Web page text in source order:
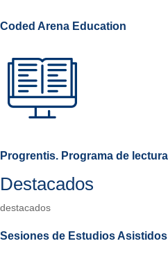
Coded Arena Education
Progrentis. Programa de
Destacados
destacados
Sesiones de Estudios Asistidos